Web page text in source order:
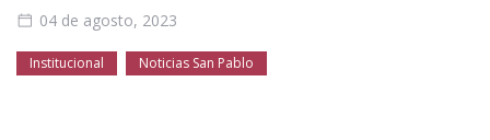
Público general
Licenciamiento
04 de agosto, 2023
Institucional Noticias San Pablo